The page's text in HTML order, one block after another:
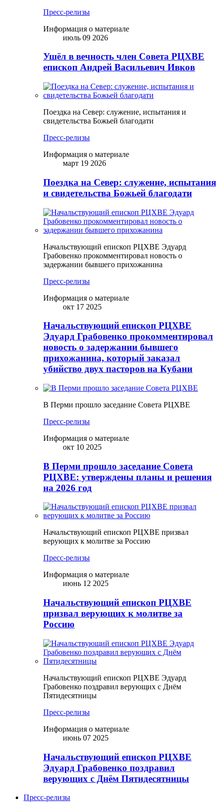
Пресс-релизы
Информация о материале
июль 09 2026
Ушёл в вечность член Совета РЦХВЕ
епископ Андрей Васильевич Ивков
Поездка на Север: служение, испытания и
свидетельства Божьей благодати
Пресс-релизы
Информация о материале
март 19 2026
Поездка на Север: служение, испытания
и свидетельства Божьей благодати
Начальствующий епископ РЦХВЕ Эдуард
Грабовенко прокомментировал новость о
задержании бывшего прихожанина
Пресс-релизы
Информация о материале
окт 17 2025
Начальствующий епископ РЦХВЕ
Эдуард Грабовенко прокомментировал
новость о задержании бывшего
прихожанина, который заказал
убийство двух пасторов на Кубани
В Перми прошло заседание Совета РЦХВЕ
Пресс-релизы
Информация о материале
окт 10 2025
В Перми прошло заседание Совета
РЦХВЕ: утверждены планы и решения
на 2026 год
Начальствующий епископ РЦХВЕ призвал
верующих к молитве за Россию
Пресс-релизы
Информация о материале
июнь 12 2025
Начальствующий епископ РЦХВЕ
призвал верующих к молитве за
Россию
Начальствующий епископ РЦХВЕ Эдуард
Грабовенко поздравил верующих с Днём
Пятидесятницы
Пресс-релизы
Информация о материале
июнь 07 2025
Начальствующий епископ РЦХВЕ
Эдуард Грабовенко поздравил
верующих с Днём Пятидесятницы
Пресс-релизы